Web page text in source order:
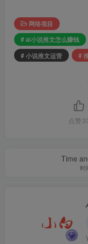
网络项目
# ai小说推文怎么赚钱
# 小说推文运营
#
点赞
Time
时